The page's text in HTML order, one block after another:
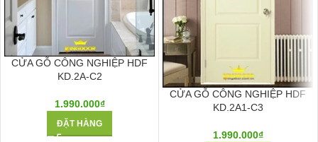
CỬA GỖ CÔNG NGHIỆP HDF
KD.2A-C2
1.990.000₫
ĐẶT HÀNG
CỬA GỖ CÔNG NGHIỆP HDF
KD.2A1-C3
1.990.000₫